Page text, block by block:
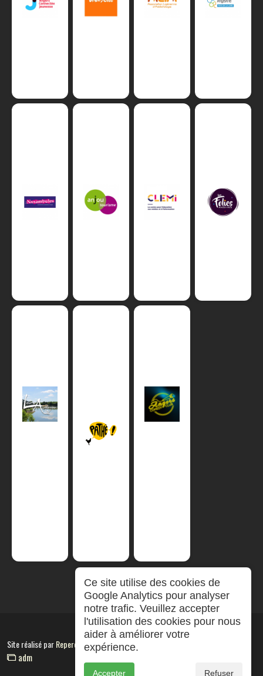
Site réalisé parRepereCom
adm
Ce site utilise des cookies de
Google Analytics pour analyser
notre trafic. Veuillez accepter
l'utilisation des cookies pour nous
aider à améliorer votre
expérience.
Accepter Refuser